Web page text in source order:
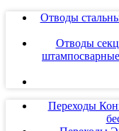
Отводы
Отводы
Переходы